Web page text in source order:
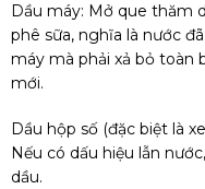
Dầu máy: Mở que thăm
phê sữa, nghĩa là nước
máy mà phải xả bỏ toàn
mới.
Dầu hộp số (đặc biệt là
Nếu có dấu hiệu lẫn
dầu.